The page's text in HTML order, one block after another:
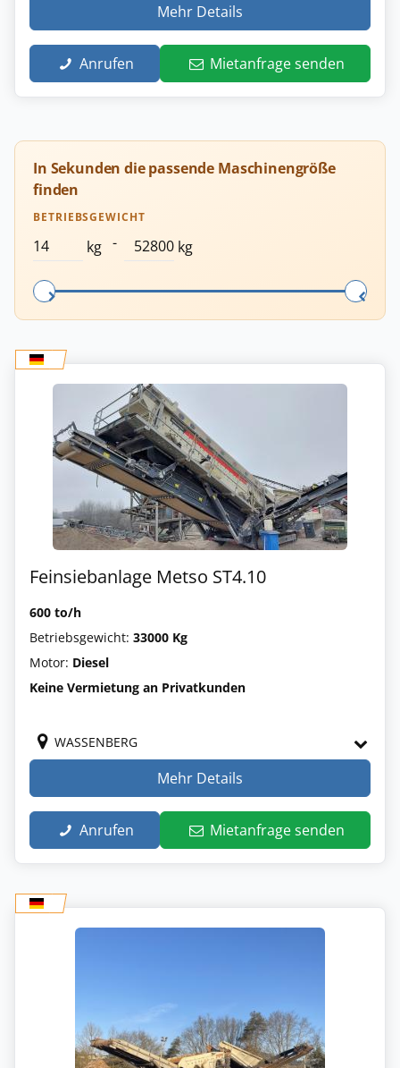
Mehr Details
Anrufen Mietanfrage senden
In Sekunden die passende Maschinengröße
finden
BETRIEBSGEWICHT
kg - kg
Feinsiebanlage Metso ST4.10
600 to/h
Betriebsgewicht: 33000 Kg
Motor: Diesel
Keine Vermietung an Privatkunden
WASSENBERG
Mehr Details
Anrufen Mietanfrage senden